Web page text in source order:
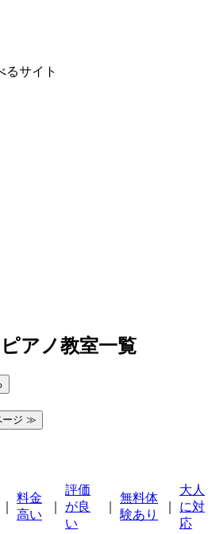
るサイト
アノ教室一覧
料金
高い
評価
が良
い
無料体
験あり
大人
に対
応